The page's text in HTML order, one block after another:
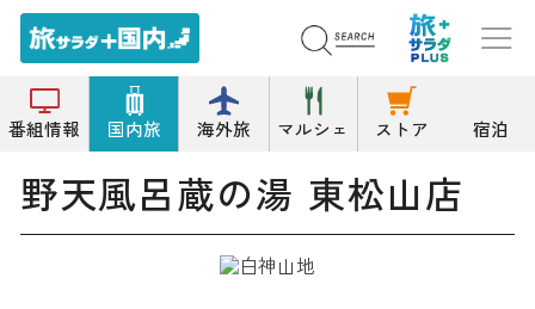
番組情報 国内旅 海外旅 マルシェ ストア 宿泊
トップ 温泉旅館 野天風呂蔵の湯 東松山店
野天風呂蔵の湯 東松山店